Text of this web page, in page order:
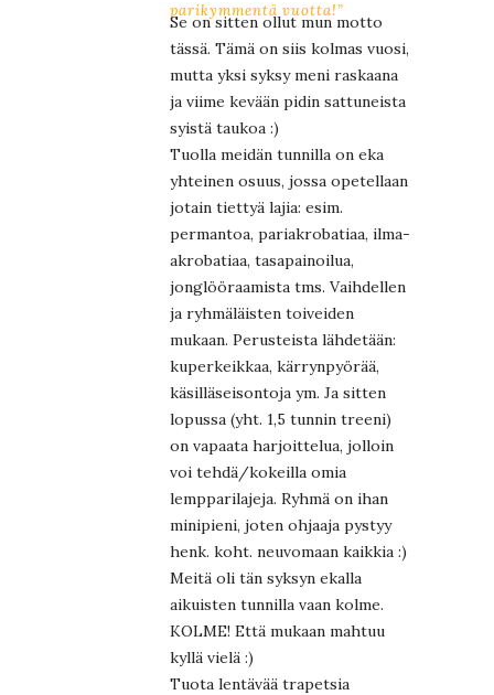
parikymmentä vuotta!”
Se on sitten ollut mun motto
tässä. Tämä on siis kolmas vuosi,
mutta yksi syksy meni raskaana
ja viime kevään pidin sattuneista
syistä taukoa :)
Tuolla meidän tunnilla on eka
yhteinen osuus, jossa opetellaan
jotain tiettyä lajia: esim.
permantoa, pariakrobatiaa, ilma-
akrobatiaa, tasapainoilua,
jonglööraamista tms. Vaihdellen
ja ryhmäläisten toiveiden
mukaan. Perusteista lähdetään:
kuperkeikkaa, kärrynpyörää,
käsilläseisontoja ym. Ja sitten
lopussa (yht. 1,5 tunnin treeni)
on vapaata harjoittelua, jolloin
voi tehdä/kokeilla omia
lempparilajeja. Ryhmä on ihan
minipieni, joten ohjaaja pystyy
henk. koht. neuvomaan kaikkia :)
Meitä oli tän syksyn ekalla
aikuisten tunnilla vaan kolme.
KOLME! Että mukaan mahtuu
kyllä vielä :)
Tuota lentävää trapetsia